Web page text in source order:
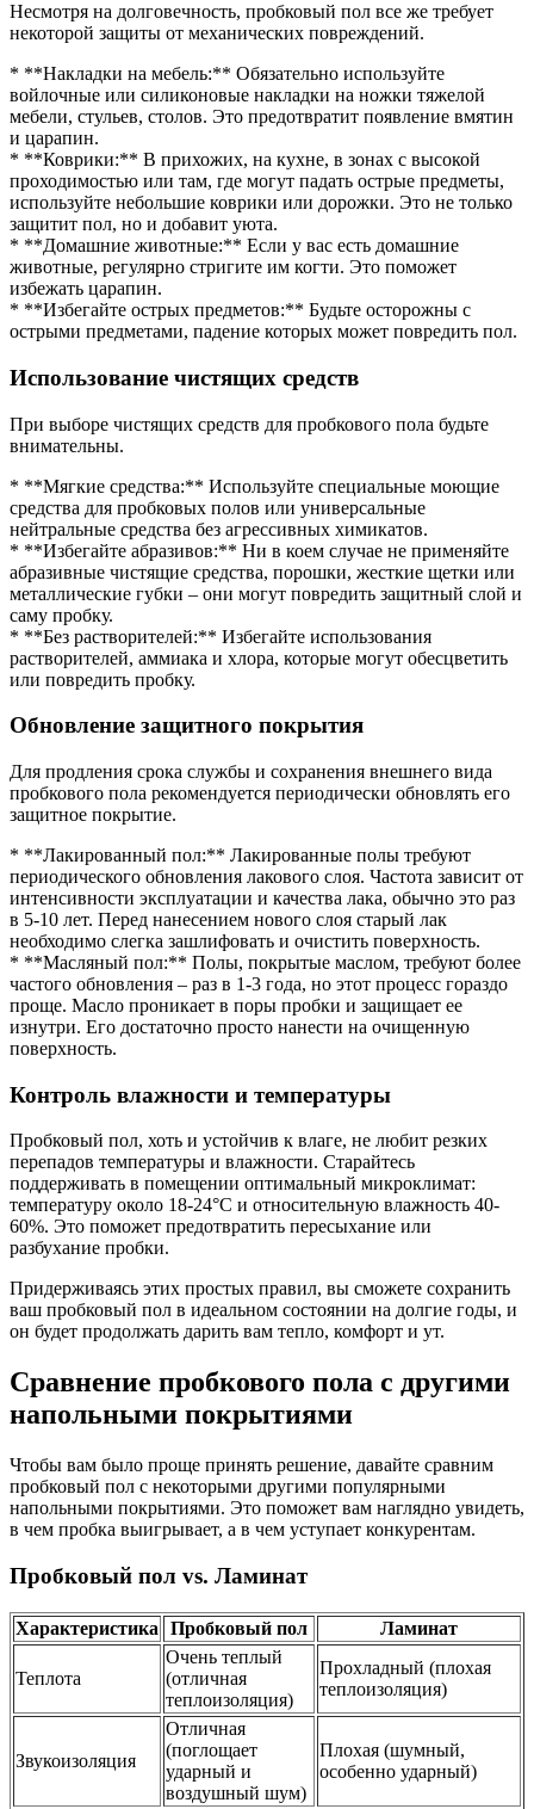
Несмотря на долговечность, пробковый пол все же требует
некоторой защиты от механических повреждений.
* **Накладки на мебель:** Обязательно используйте
войлочные или силиконовые накладки на ножки тяжелой
мебели, стульев, столов. Это предотвратит появление вмятин
и царапин.
* **Коврики:** В прихожих, на кухне, в зонах с высокой
проходимостью или там, где могут падать острые предметы,
используйте небольшие коврики или дорожки. Это не только
защитит пол, но и добавит уюта.
* **Домашние животные:** Если у вас есть домашние
животные, регулярно стригите им когти. Это поможет
избежать царапин.
* **Избегайте острых предметов:** Будьте осторожны с
острыми предметами, падение которых может повредить пол.
Использование чистящих средств
При выборе чистящих средств для пробкового пола будьте
внимательны.
* **Мягкие средства:** Используйте специальные моющие
средства для пробковых полов или универсальные
нейтральные средства без агрессивных химикатов.
* **Избегайте абразивов:** Ни в коем случае не применяйте
абразивные чистящие средства, порошки, жесткие щетки или
металлические губки – они могут повредить защитный слой и
саму пробку.
* **Без растворителей:** Избегайте использования
растворителей, аммиака и хлора, которые могут обесцветить
или повредить пробку.
Обновление защитного покрытия
Для продления срока службы и сохранения внешнего вида
пробкового пола рекомендуется периодически обновлять его
защитное покрытие.
* **Лакированный пол:** Лакированные полы требуют
периодического обновления лакового слоя. Частота зависит от
интенсивности эксплуатации и качества лака, обычно это раз
в 5-10 лет. Перед нанесением нового слоя старый лак
необходимо слегка зашлифовать и очистить поверхность.
* **Масляный пол:** Полы, покрытые маслом, требуют более
частого обновления – раз в 1-3 года, но этот процесс гораздо
проще. Масло проникает в поры пробки и защищает ее
изнутри. Его достаточно просто нанести на очищенную
поверхность.
Контроль влажности и температуры
Пробковый пол, хоть и устойчив к влаге, не любит резких
перепадов температуры и влажности. Старайтесь
поддерживать в помещении оптимальный микроклимат:
температуру около 18-24°C и относительную влажность 40-
60%. Это поможет предотвратить пересыхание или
разбухание пробки.
Придерживаясь этих простых правил, вы сможете сохранить
ваш пробковый пол в идеальном состоянии на долгие годы, и
он будет продолжать дарить вам тепло, комфорт и ут.
Сравнение пробкового пола с другими
напольными покрытиями
Чтобы вам было проще принять решение, давайте сравним
пробковый пол с некоторыми другими популярными
напольными покрытиями. Это поможет вам наглядно увидеть,
в чем пробка выигрывает, а в чем уступает конкурентам.
Пробковый пол vs. Ламинат
Характеристика Пробковый пол Ламинат
Теплота
Очень теплый
(отличная
теплоизоляция)
Прохладный (плохая
теплоизоляция)
Звукоизоляция
Отличная
(поглощает
ударный и
воздушный шум)
Плохая (шумный,
особенно ударный)